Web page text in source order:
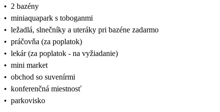
• 2 bazény
• miniaquapark s toboganmi
• ležadlá, slnečníky a uteráky pri bazéne zadarmo
• práčovňa (za poplatok)
• lekár (za poplatok - na vyžiadanie)
• mini market
• obchod so suvenírmi
• konferenčná miestnosť
• parkovisko